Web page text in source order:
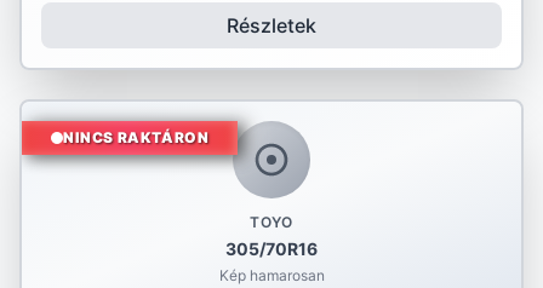
Részletek
TOYO
305/70R16
Kép hamarosan
NINCS RAKTÁRON